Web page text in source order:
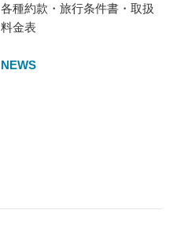
各種約款・旅行条件書・取扱
料金表
NEWS